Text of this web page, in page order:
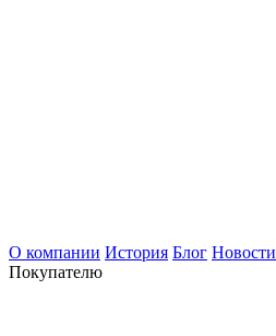
О компании История Блог Новости
Покупателю